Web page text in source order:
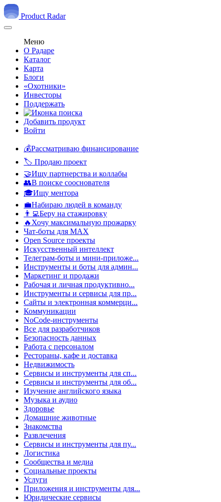
Product Radar
Меню
О Радаре
Каталог
Карта
Блоги
«Охотники»
Инвесторы
Поддержать
Добавить продукт
Войти
💰Рассматриваю финансирование
🏷️ Продаю проект
🤝Ищу партнерства и коллабы
👥В поиске сооснователя
🎓Ищу ментора
💼Набираю людей в команду
👨‍💻Беру на стажировку
🔥Хочу максимальную прожарку
Чат-боты для MAX
Open Source проекты
Искусственный интеллект
Телеграм-боты и мини-приложе...
Инструменты и боты для админ...
Маркетинг и продажи
Рабочая и личная продуктивно...
Инструменты и сервисы для пр...
Сайты и электронная коммерци...
Коммуникации
NoCode-инструменты
Все для разработчиков
Безопасность данных
Работа с персоналом
Рестораны, кафе и доставка
Недвижимость
Сервисы и инструменты для сп...
Сервисы и инструменты для об...
Изучение английского языка
Музыка и аудио
Здоровье
Домашние животные
Знакомства
Развлечения
Сервисы и инструменты для пу...
Логистика
Сообщества и медиа
Социальные проекты
Услуги
Приложения и инструменты для...
Юридические сервисы